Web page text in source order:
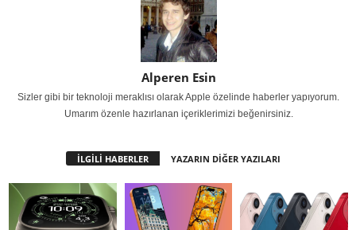
Alperen Esin
Sizler gibi bir teknoloji meraklısı olarak Apple özelinde haberler yapıyorum.
Umarım özenle hazırlanan içeriklerimizi beğenirsiniz.
İLGİLİ HABERLER YAZARIN DİĞER YAZILARI